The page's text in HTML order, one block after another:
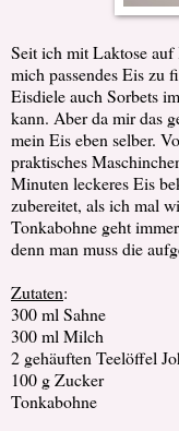
Seit ich mit Laktose auf
mich passendes Eis zu
Eisdiele auch Sorbets
kann. Aber da mir das
mein Eis eben selber.
praktisches
Minuten leckeres Eis
zubereitet, als ich mal
Tonkabohne geht
denn man muss die
Zutaten:
300 ml Sahne
300 ml Milch
2 gehäuften Teelöffel
100 g Zucker
Tonkabohne